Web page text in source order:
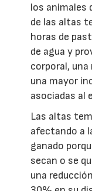
los animales
de las altas
horas de
de agua y
corporal,
una mayor
asociadas al
Las altas
afectando a
ganado
secan o se
una